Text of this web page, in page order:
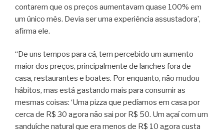
contarem que os preços aumentavam quase 100% em
um único mês. Devia ser uma experiência assustadora’,
afirma ele.
“De uns tempos para cá, tem percebido um aumento
maior dos preços, principalmente de lanches fora de
casa, restaurantes e boates. Por enquanto, não mudou
hábitos, mas está gastando mais para consumir as
mesmas coisas: ‘Uma pizza que pedíamos em casa por
cerca de R$ 30 agora não sai por R$ 50. Um açaí com um
sanduíche natural que era menos de R$ 10 agora custa